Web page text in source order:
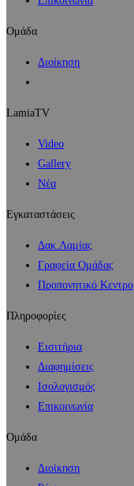
Ομάδα
Διοίκηση
LamiaTV
Video
Gallery
Νέα
Εγκαταστάσεις
Δακ.Λαμίας
Γραφεία Ομάδας
Προπονητικό Κεντρο
Πληροφορίες
Εισιτήρια
Διαφημίσεις
Ισολογισμός
Επικοινωνία
Ομάδα
Διοίκηση